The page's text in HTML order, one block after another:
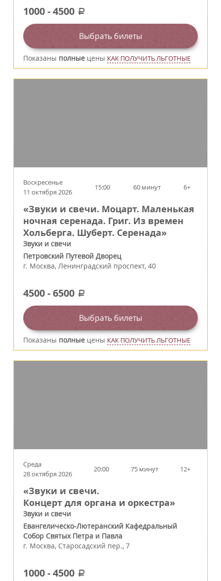
1000-4500 a
Выбрать билеты
Показаны полные цены КАК ПОЛУЧИТЬ ЛЬГОТНЫЕ
Воскресенье
11 октября 2026
15:00 60 минут 6+
«Звуки и свечи. Моцарт. Маленькая
ночная серенада. Григ. Из времен
Хольберга. Шуберт. Серенада»
Звуки и свечи
Петровский Путевой Дворец
г. Москва, Ленинградский проспект, 40
4500-6500 a
Выбрать билеты
Показаны полные цены КАК ПОЛУЧИТЬ ЛЬГОТНЫЕ
Среда
28 октября 2026
20:00 75 минут 12+
«Звуки и свечи.
Концерт для органа и оркестра»
Звуки и свечи
Евангелическо-Лютеранский Кафедральный
Собор Святых Петра и Павла
г. Москва, Старосадский пер., 7
1000-4500 a